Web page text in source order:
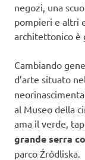
negozi, una
pompieri e altri
architettonico è
Cambiando
d’arte situato
al Museo della
ama il verde,
grande serra
parco Źródliska.